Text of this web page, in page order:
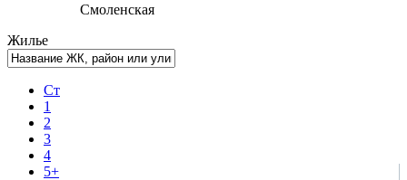
Смоленская
Жилье
Ст
1
2
3
4
5+